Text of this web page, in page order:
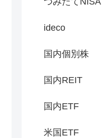
ideco
国内個別株
国内REIT
国内ETF
米国ETF